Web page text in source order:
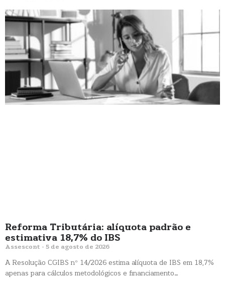
Reforma Tributária: alíquota padrão e
estimativa 18,7% do IBS
Assescont 5 de agosto de 2026
A Resolução CGIBS nº 14/2026 estima alíquota de IBS em 18,7%
apenas para cálculos metodológicos e financiamento…